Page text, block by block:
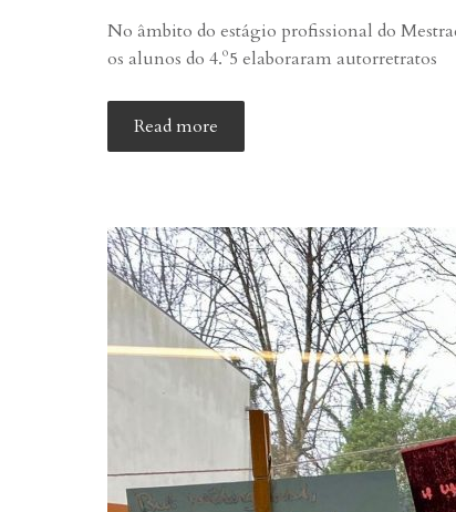
No âmbito do estágio profissional do
os alunos do 4.º5 elaboraram autorretratos
Read more